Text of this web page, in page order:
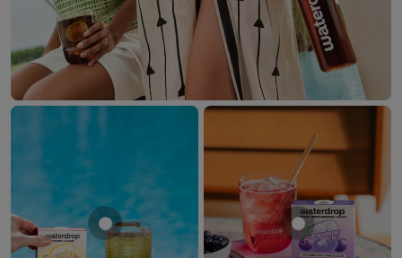
Mostrar producto MANZANAMostrar